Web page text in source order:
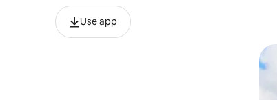
Use app